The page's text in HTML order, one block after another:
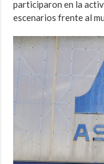
participaron en la
escenarios frente al